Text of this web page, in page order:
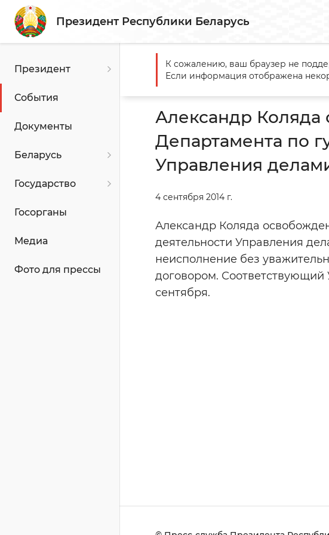
Президент Республики Беларусь
Президент
События
Документы
Беларусь
Государство
Госорганы
Медиа
Фото для прессы
Главная События
Александр Коляда
деятельности Управления делами
Александр Коляда
Департамента по
Управления
4 сентября 2014 г.
Александр Коляда
деятельности Управления
неисполнение без
договором. Соответствующий
сентября.
К сожалению, ваш браузер не
Если информация отображена